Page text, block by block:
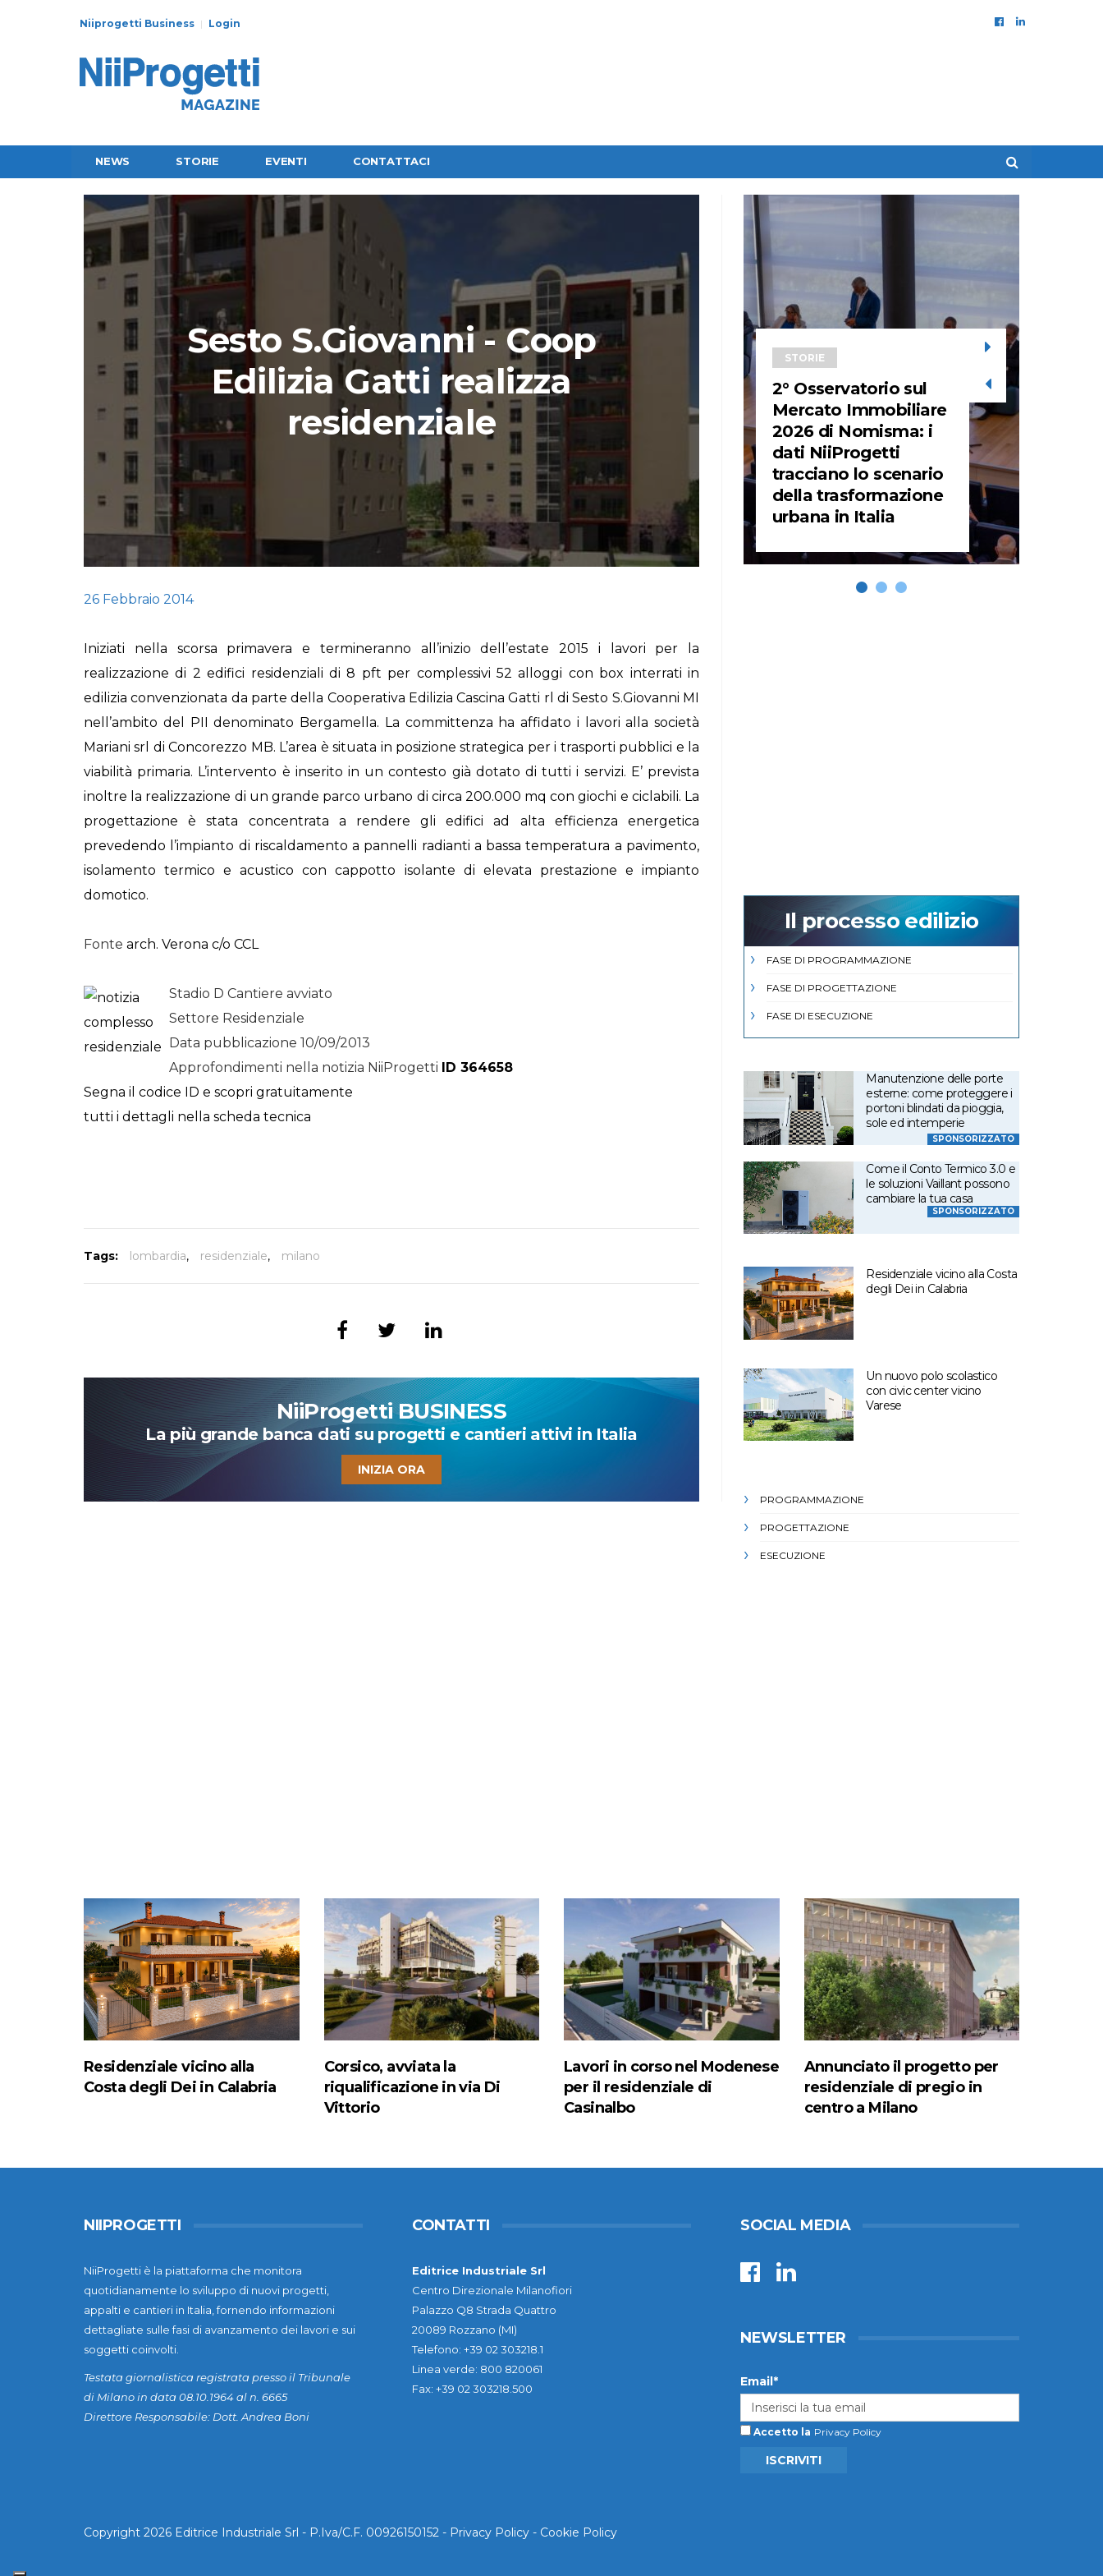
Niiprogetti Business Login
NEWS STORIE EVENTI CONTATTACI
Sesto S.Giovanni - Coop
Edilizia Gatti realizza
residenziale
26 Febbraio 2014
Iniziati nella scorsa primavera e termineranno all’inizio dell’estate 2015 i lavori per la
realizzazione di 2 edifici residenziali di 8 pft per complessivi 52 alloggi con box interrati in
edilizia convenzionata da parte della Cooperativa Edilizia Cascina Gatti rl di Sesto S.Giovanni MI
nell’ambito del PII denominato Bergamella. La committenza ha affidato i lavori alla società
Mariani srl di Concorezzo MB. L’area è situata in posizione strategica per i trasporti pubblici e la
viabilità primaria. L’intervento è inserito in un contesto già dotato di tutti i servizi. E’ prevista
inoltre la realizzazione di un grande parco urbano di circa 200.000 mq con giochi e ciclabili. La
progettazione è stata concentrata a rendere gli edifici ad alta efficienza energetica
prevedendo l’impianto di riscaldamento a pannelli radianti a bassa temperatura a pavimento,
isolamento termico e acustico con cappotto isolante di elevata prestazione e impianto
domotico.
Fonte arch. Verona c/o CCL
Stadio D Cantiere avviato
Settore Residenziale
Data pubblicazione 10/09/2013
Approfondimenti nella notizia NiiProgetti ID 364658
Segna il codice ID e scopri gratuitamente
tutti i dettagli nella scheda tecnica
Tags: lombardia, residenziale, milano
NiiProgetti BUSINESS
La più grande banca dati su progetti e cantieri attivi in Italia
INIZIA ORA
URBAN
HEADQUARTERS. Il
video del terzo talk di
HEADQUARTERS
STORIE
Urban Headquarters:
il workplace che
rigenera la città nel
nuovo talk di
NiiProgetti
STORIE
2° Osservatorio sul
Mercato Immobiliare
2026 di Nomisma: i
dati NiiProgetti
tracciano lo scenario
della trasformazione
urbana in Italia
Il processo edilizio
FASE DI PROGRAMMAZIONE
FASE DI PROGETTAZIONE
FASE DI ESECUZIONE
Manutenzione delle porte
esterne: come proteggere i
portoni blindati da pioggia,
sole ed intemperie
SPONSORIZZATO
Come il Conto Termico 3.0 e
le soluzioni Vaillant possono
cambiare la tua casa
SPONSORIZZATO
Residenziale vicino alla Costa
degli Dei in Calabria
Un nuovo polo scolastico
con civic center vicino
Varese
PROGRAMMAZIONE
PROGETTAZIONE
ESECUZIONE
Residenziale vicino alla
Costa degli Dei in Calabria
Corsico, avviata la
riqualificazione in via Di
Vittorio
Lavori in corso nel Modenese
per il residenziale di
Casinalbo
Annunciato il progetto per
residenziale di pregio in
centro a Milano
NIIPROGETTI
NiiProgetti è la piattaforma che monitora
quotidianamente lo sviluppo di nuovi progetti,
appalti e cantieri in Italia, fornendo informazioni
dettagliate sulle fasi di avanzamento dei lavori e sui
soggetti coinvolti.
Testata giornalistica registrata presso il Tribunale
di Milano in data 08.10.1964 al n. 6665
Direttore Responsabile: Dott. Andrea Boni
CONTATTI
Editrice Industriale Srl
Centro Direzionale Milanofiori
Palazzo Q8 Strada Quattro
20089 Rozzano (MI)
Telefono: +39 02 303218.1
Linea verde: 800 820061
Fax: +39 02 303218.500
SOCIAL MEDIA
NEWSLETTER
Email*
Accetto la Privacy Policy
ISCRIVITI
Copyright 2026 Editrice Industriale Srl - P.Iva/C.F. 00926150152 - Privacy Policy - Cookie Policy